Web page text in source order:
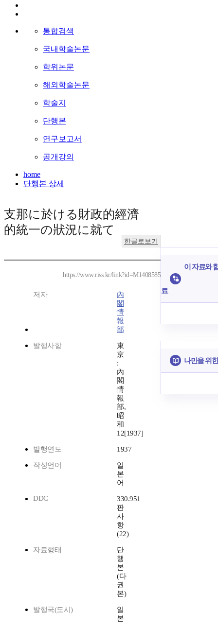
통합검색
국내학술논문
학위논문
해외학술논문
학술지
단행본
연구보고서
공개강의
home
단행본 상세
支那に於ける財政的經濟
的統一の狀況に就て
한글로보기
https://www.riss.kr/link?id=M1408585
저자
內
閣
情
報
部
발행사항
東
京
:
內
閣
情
報
部,
昭
和
12[1937]
발행연도 1937
작성언어
일
본
어
DDC
330.951
판
사
항
(22)
자료형태
단
행
본
(다
권
본)
발행국(도시)
일
본
이 자료와
료
나만을 위